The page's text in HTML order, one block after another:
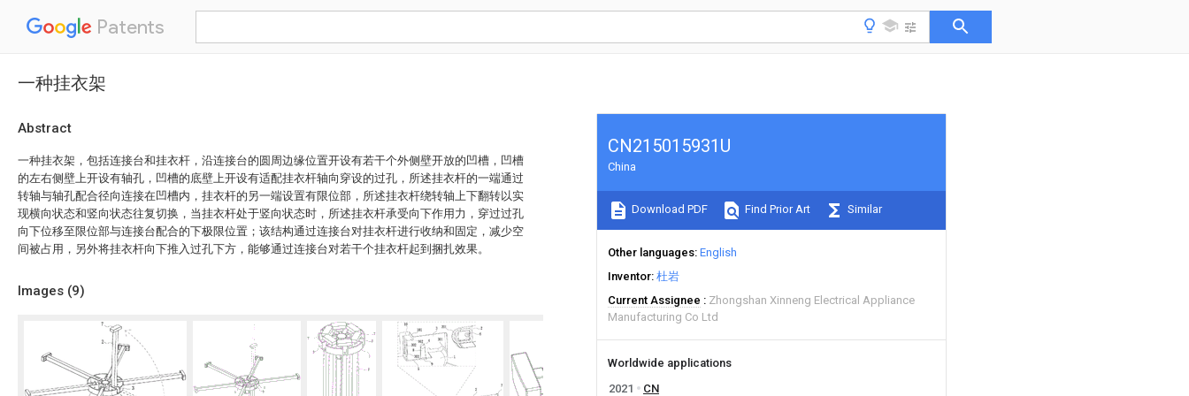
Patents
一种挂衣架
Abstract
一种挂衣架，包括连接台和挂衣杆，沿连接台的圆周边缘位置开设有若干个外侧壁开放的凹槽，凹槽
的左右侧壁上开设有轴孔，凹槽的底壁上开设有适配挂衣杆轴向穿设的过孔，所述挂衣杆的一端通过
转轴与轴孔配合径向连接在凹槽内，挂衣杆的另一端设置有限位部，所述挂衣杆绕转轴上下翻转以实
现横向状态和竖向状态往复切换，当挂衣杆处于竖向状态时，所述挂衣杆承受向下作用力，穿过过孔
向下位移至限位部与连接台配合的下极限位置；该结构通过连接台对挂衣杆进行收纳和固定，减少空
间被占用，另外将挂衣杆向下推入过孔下方，能够通过连接台对若干个挂衣杆起到捆扎效果。
Images (9)
CN215015931U
China
Download PDF Find Prior Art Similar
Other languages English
Inventor 杜岩
Current Assignee
Zhongshan Xinneng Electrical Appliance
Manufacturing Co Ltd
Worldwide applications
2021
CN